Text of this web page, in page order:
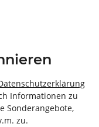
Informationen zu
Sonderangebote,
zu.